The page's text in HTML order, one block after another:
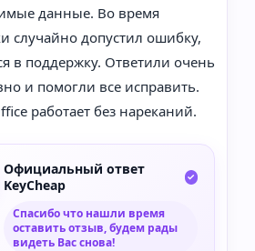
данные. Во время
случайно допустил ошибку,
в поддержку. Ответили очень
и помогли все исправить.
работает без нареканий.
Официальный ответ
KeyCheap
Спасибо что нашли время
оставить отзыв, будем рады
видеть Вас снова!